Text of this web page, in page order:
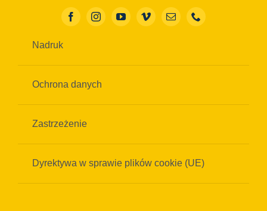
Nadruk
Ochrona danych
Zastrzeżenie
Dyrektywa w sprawie plików cookie (UE)